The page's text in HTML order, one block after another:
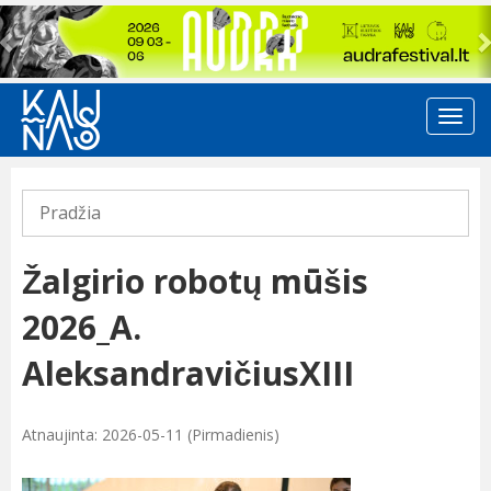
Previous
Pradžia
Žalgirio robotų mūšis
2026_A.
AleksandravičiusXIII
Atnaujinta: 2026-05-11 (Pirmadienis)